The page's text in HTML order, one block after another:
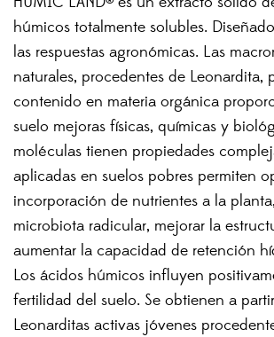
húmicos totalmente solubles.
las respuestas agronómicas. Las
naturales, procedentes de Leonardita,
contenido en materia orgánica
suelo mejoras físicas, químicas y
moléculas tienen propiedades
aplicadas en suelos pobres permiten
incorporación de nutrientes a la
microbiota radicular, mejorar la
aumentar la capacidad de retención
Los ácidos húmicos influyen
fertilidad del suelo. Se obtienen a
Leonarditas activas jóvenes